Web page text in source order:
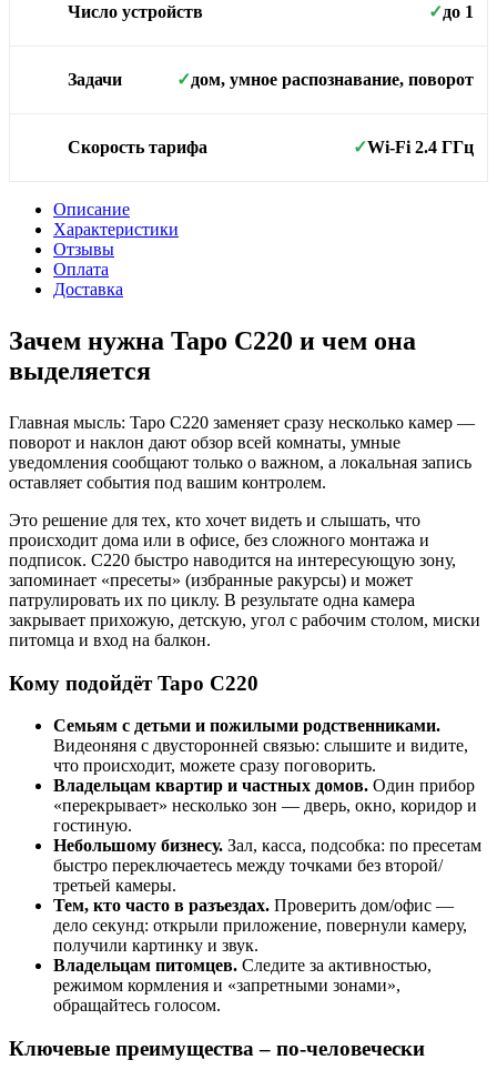
Число устройств ✓до 1
Задачи ✓дом, умное распознавание, поворот
Скорость тарифа ✓Wi-Fi 2.4 ГГц
Описание
Характеристики
Отзывы
Оплата
Доставка
Зачем нужна Tapo C220 и чем она
выделяется
Главная мысль: Tapo C220 заменяет сразу несколько камер —
поворот и наклон дают обзор всей комнаты, умные
уведомления сообщают только о важном, а локальная запись
оставляет события под вашим контролем.
Это решение для тех, кто хочет видеть и слышать, что
происходит дома или в офисе, без сложного монтажа и
подписок. C220 быстро наводится на интересующую зону,
запоминает «пресеты» (избранные ракурсы) и может
патрулировать их по циклу. В результате одна камера
закрывает прихожую, детскую, угол с рабочим столом, миски
питомца и вход на балкон.
Кому подойдёт Tapo C220
Семьям с детьми и пожилыми родственниками.
Видеоняня с двусторонней связью: слышите и видите,
что происходит, можете сразу поговорить.
Владельцам квартир и частных домов. Один прибор
«перекрывает» несколько зон — дверь, окно, коридор и
гостиную.
Небольшому бизнесу. Зал, касса, подсобка: по пресетам
быстро переключаетесь между точками без второй/
третьей камеры.
Тем, кто часто в разъездах. Проверить дом/офис —
дело секунд: открыли приложение, повернули камеру,
получили картинку и звук.
Владельцам питомцев. Следите за активностью,
режимом кормления и «запретными зонами»,
обращайтесь голосом.
Ключевые преимущества – по-человечески